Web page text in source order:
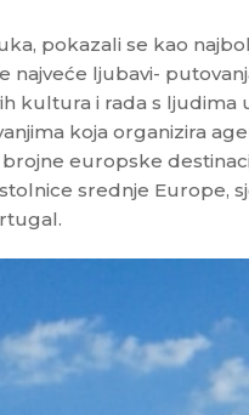
pokazali se kao
najveće ljubavi-
kultura i rada s ljudima
koja organizira
europske
srednje Europe,